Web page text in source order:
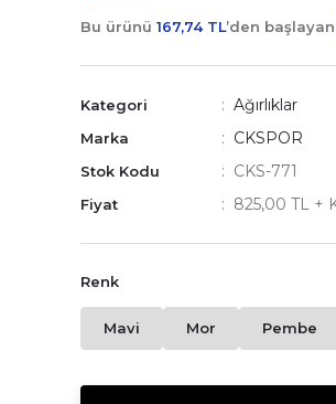
Bu ürünü 167,74 TL’den
Kategori Ağırlıklar
Marka CKSPOR
Stok Kodu CKS-771
Fiyat 825,00 TL +
Renk
Mavi Mor Pembe